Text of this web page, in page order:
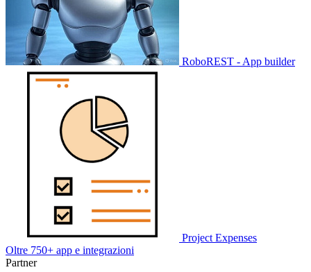
RoboREST - App builder
Project Expenses
Oltre 750+ app e integrazioni
Partner